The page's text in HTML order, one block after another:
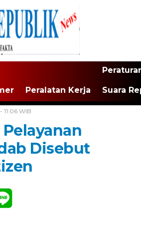
Peralatan Kerja Suara
11:06 WIB
Disebut